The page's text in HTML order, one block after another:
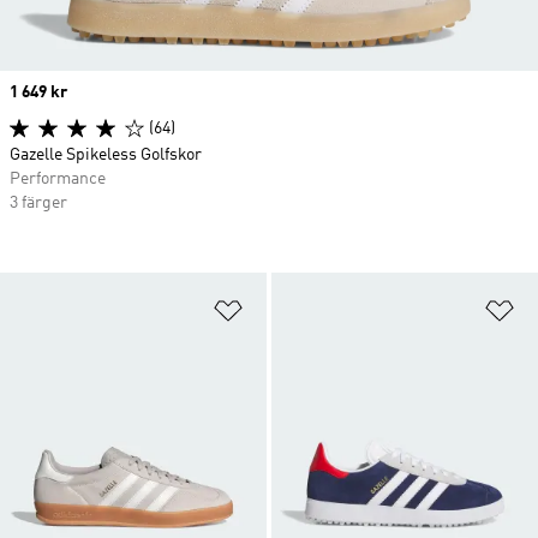
Price
1 649 kr
(64)
Gazelle Spikeless Golfskor
Performance
3 färger